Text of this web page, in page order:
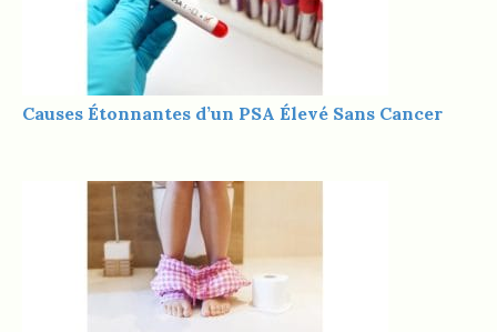
Causes Étonnantes d’un PSA Élevé Sans Cancer